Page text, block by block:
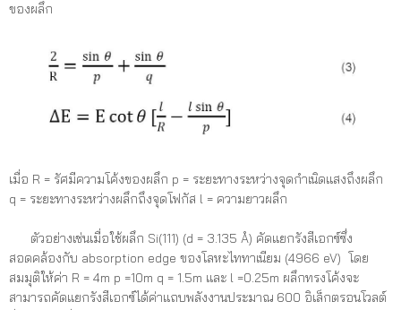
ของผลึก
เมื่อ R = รัศมีความโค้งของผลึก p = ระยะทางระหว่างจุดกำเนิดแสงถึงผลึก
q = ระยะทางระหว่างผลึกถึงจุดโฟกัส l = ความยาวผลึก
ตัวอย่างเช่นเมื่อใช้ผลึก Si(111) (d = 3.135 Å) คัดแยกรังสีเอกซ์ซึ่ง
สอดคล้องกับ absorption edge ของโลหะไททาเนียม (4966 eV) โดย
สมมุติให้ค่า R = 4m p =10m q = 1.5m และ l =0.25m ผลึกทรงโค้งจะ
สามารถคัดแยกรังสีเอกซ์ได้ค่าแถบพลังงานประมาณ 600 อิเล็กตรอนโวลต์